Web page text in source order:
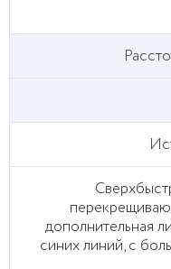
дополнительная
синих линий, с